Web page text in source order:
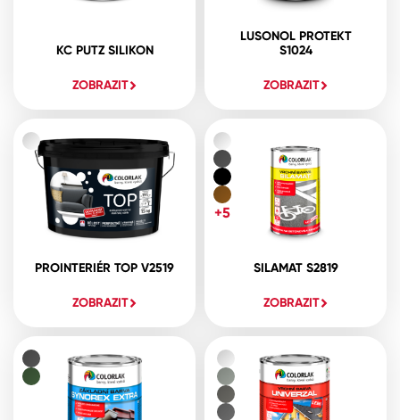
KC PUTZ SILIKON
ZOBRAZIT
LUSONOL PROTEKT
S1024
ZOBRAZIT
PROINTERIÉR TOP V2519
ZOBRAZIT
SILAMAT S2819
ZOBRAZIT
+5